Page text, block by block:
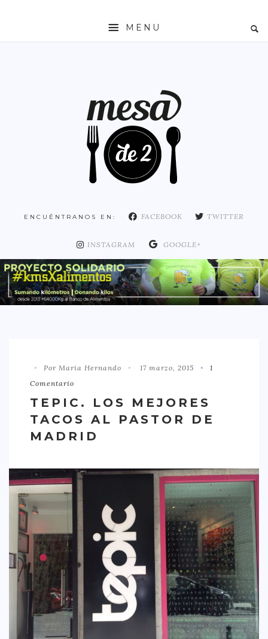
MENU
COMUNIDAD DE MADRID
DISTRITO ARGANZUELA
DISTRITO CHAMARTÍN
DISTRITO CHAMBERÍ
DISTRITO HORTALEZA
DISTRITO RETIRO
OTROS
AMERICANA
ASIÁTICA
CREATIVA
DULCE
FUSIÓN
INDIA
ITALIANA
ENCUÉNTRANOS EN: FACEBOOK TWITTER
INSTAGRAM GOOGLE+
Por Maria Hernando 17 marzo, 2015
1
Comentario
TEPIC. LOS MEJORES
TACOS AL PASTOR DE
MADRID